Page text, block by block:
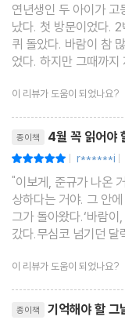
연년생인 두 아이가 고
났다. 첫 방문이었다.
퀴 돌았다. 바람이 참
었다. 하지만 그때까
나 아이들이 해를 당
다는 걸 그때는 몰랐었
이 리뷰가 도움이 되었나요?
종이책 4월 꼭 읽어야
| r******i |
"이보게, 준규가 나온
상하다는 거야. 그 안
그가 돌아왔다.‘바람
갔다.무심코 넘기던
은 사람들이 모르는,
소리가 들려』는 제주
이 리뷰가 도움이 되었나요?
종이책 기억해야 할 그